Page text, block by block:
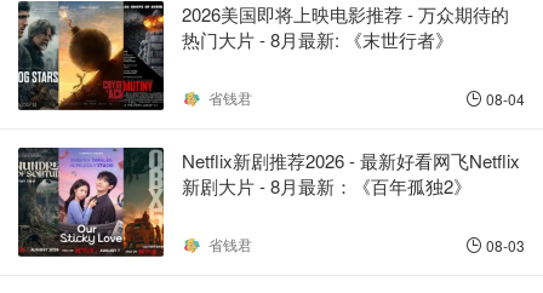
2026美国即将上映电影推荐 - 万众期待的
热门大片 - 8月最新: 《末世行者》
省钱君 08-04
Netflix新剧推荐2026 - 最新好看网飞Netflix
新剧大片 - 8月最新：《​​百年孤独2》
省钱君 08-03